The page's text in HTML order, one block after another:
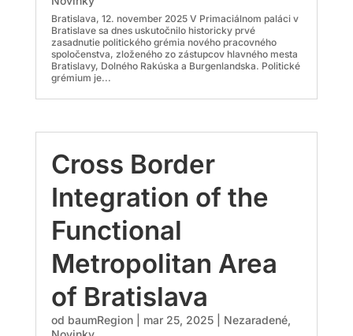
Bratislava, 12. november 2025 V Primaciálnom paláci v
Bratislave sa dnes uskutočnilo historicky prvé
zasadnutie politického grémia nového pracovného
spoločenstva, zloženého zo zástupcov hlavného mesta
Bratislavy, Dolného Rakúska a Burgenlandska. Politické
grémium je...
Cross Border
Integration of the
Functional
Metropolitan Area
of Bratislava
od baumRegion| mar 25, 2025| Nezaradené,